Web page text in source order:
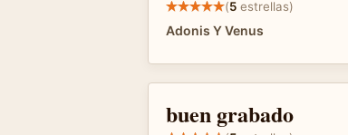
(5 estrellas)
Adonis Y Venus
buen grabado